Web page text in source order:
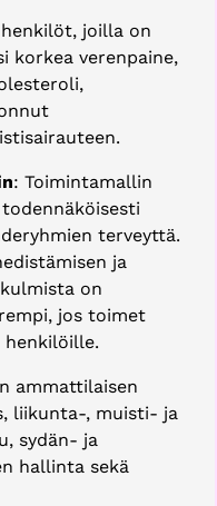
joilla on
korkea verenpaine,
: Toimintamallin
terveyttä.
ja
on
jos toimet
henkilöille.
ammattilaisen
liikunta-, muisti- ja
sydän- ja
hallinta sekä